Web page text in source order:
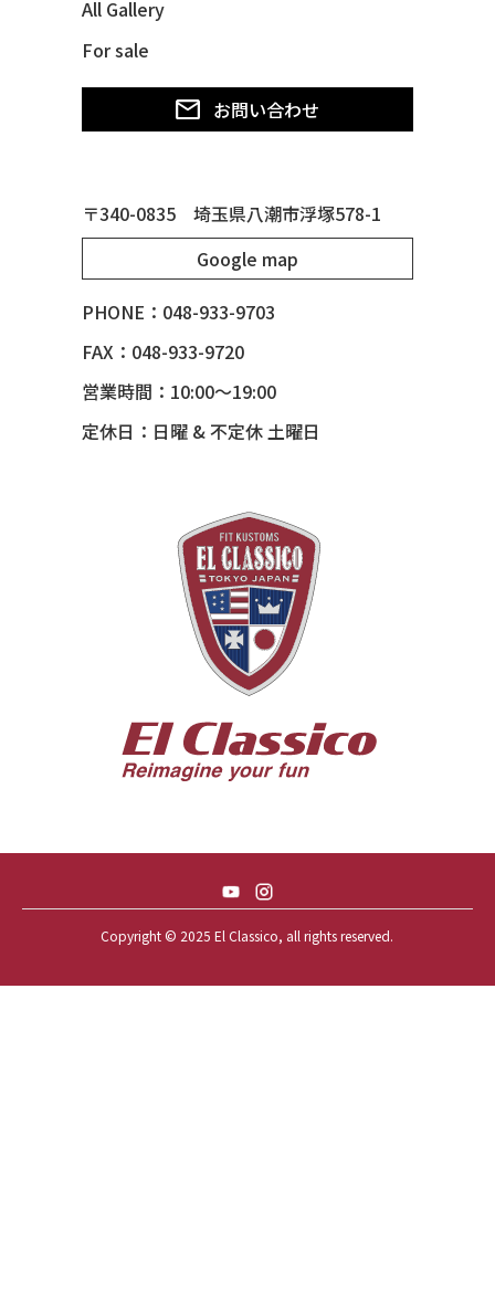
49 MERCURY *MERC9*
50 CHEVY STYLE-LINE*BUBBLES
50 CHEVY SUBURBAN
51 MERCURY *ART MORRISON
53 CHEVY BEL-AIR
55 BUICK ROADMASTER
55 CHEVY HANDYMAN WAGON
56 BUICK SPECIAL * 565 *
56 CHEVY BEL-AIR * KOMO *
56 CHEVY BEL-AIR *SPARKLE 56
57 CHEVY BEL-AIR CONVERTIBLE
57 CHEVY NOMAD *ACID 57*
59 CADILLAC COUPE DEVILLE
59 CHEVY APACHE *アパ太郎
All Gallery
For sale
お問い合わせ
〒340-0835 埼玉県八潮市浮塚578-1
Google map
PHONE：048-933-9703
FAX：048-933-9720
営業時間：10:00～19:00
定休日：日曜 & 不定休 土曜日
Copyright © 2025 El Classico, all rights reserved.️